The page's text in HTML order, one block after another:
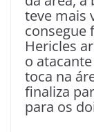
teve mais
consegue
Hericles
o
toca na
finaliza
para os